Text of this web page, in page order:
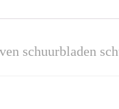
schuurbladen